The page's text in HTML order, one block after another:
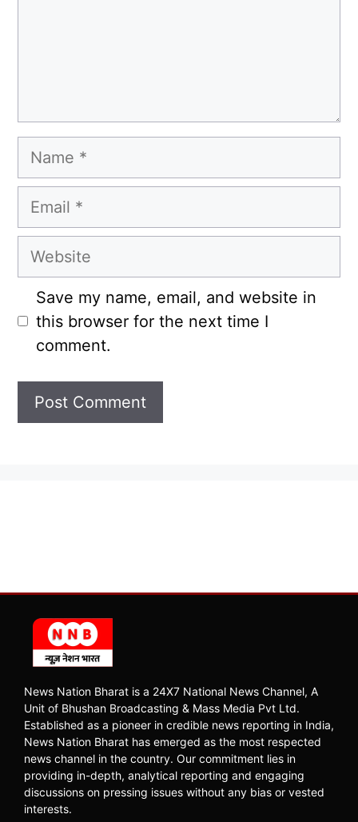
Name
Email
Website
Save my name, email, and website in
this browser for the next time I
comment.
News Nation Bharat is a 24X7 National News Channel, A
Unit of Bhushan Broadcasting & Mass Media Pvt Ltd.
Established as a pioneer in credible news reporting in India,
News Nation Bharat has emerged as the most respected
news channel in the country. Our commitment lies in
providing in-depth, analytical reporting and engaging
discussions on pressing issues without any bias or vested
interests.